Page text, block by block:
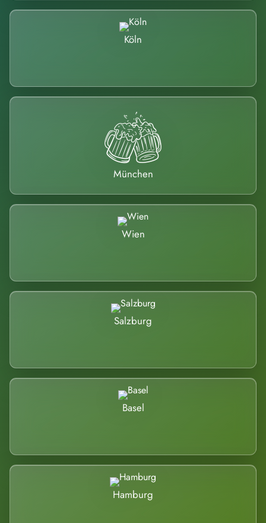
Köln
München
Wien
Salzburg
Basel
Hamburg